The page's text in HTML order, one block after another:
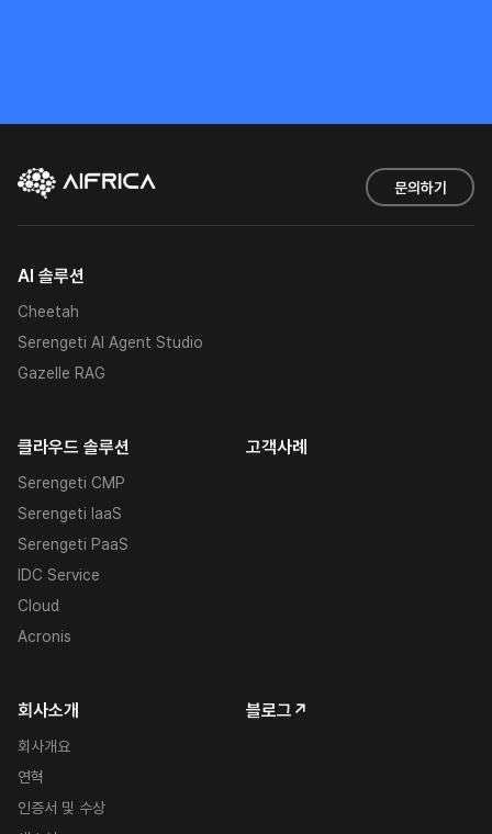
문의하기
AI 솔루션
Cheetah
Serengeti AI Agent Studio
Gazelle RAG
클라우드 솔루션
Serengeti CMP
Serengeti IaaS
Serengeti PaaS
IDC Service
Cloud
Acronis
고객사례
회사소개
회사개요
연혁
인증서 및 수상
블로그↗